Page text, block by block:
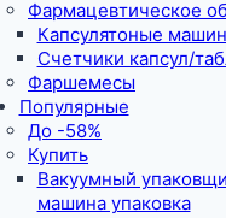
Фармацевтическое
Капсулятоные
Счетчики капсул/
Фаршемесы
Популярные
До -58%
Купить
Вакуумный
машина упаковка